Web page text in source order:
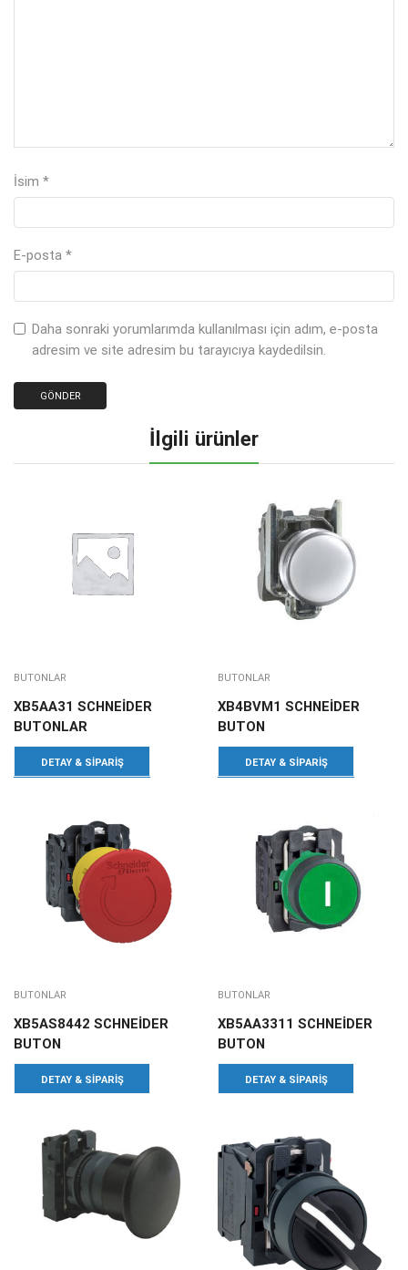
İsim *
E-posta *
Daha sonraki yorumlarımda kullanılması için adım, e-posta
adresim ve site adresim bu tarayıcıya kaydedilsin.
İlgili ürünler
BUTONLAR
XB5AA31 SCHNEİDER
BUTONLAR
DETAY & SIPARIŞ
BUTONLAR
XB4BVM1 SCHNEİDER
BUTON
DETAY & SIPARIŞ
BUTONLAR
XB5AS8442 SCHNEİDER
BUTON
DETAY & SIPARIŞ
BUTONLAR
XB5AA3311 SCHNEİDER
BUTON
DETAY & SIPARIŞ